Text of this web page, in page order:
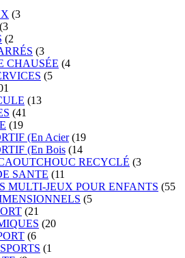
(3
(3
(2
(3
CHAUSÉE (4
(5
(13
(41
(19
(En Acier (19
(En Bois (14
RECYCLÉ (3
SANTE (11
MULTI-JEUX POUR ENFANTS (55
(5
(21
(20
(6
(1